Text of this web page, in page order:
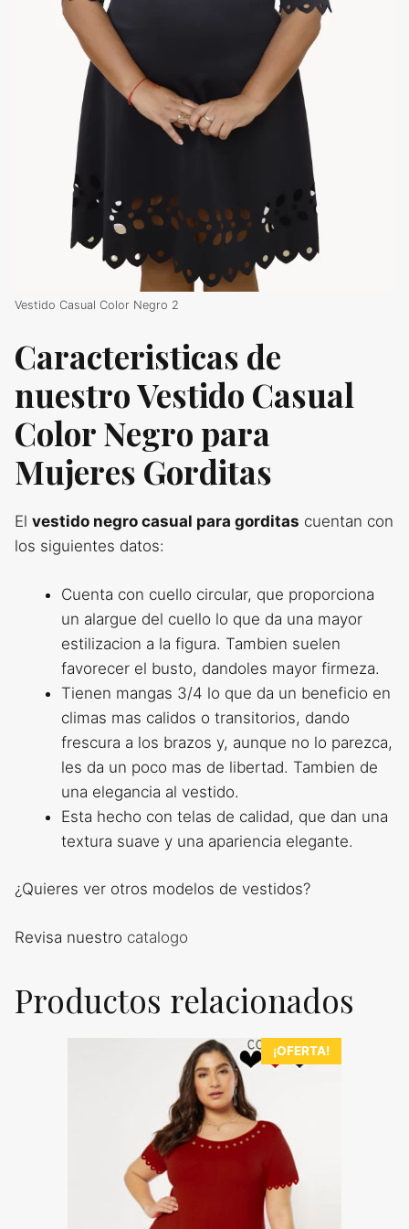
Vestido Casual Color Negro 2
Caracteristicas de
nuestro Vestido Casual
Color Negro para
Mujeres Gorditas
El vestido negro casual para gorditas cuentan con
los siguientes datos:
Cuenta con cuello circular, que proporciona
un alargue del cuello lo que da una mayor
estilizacion a la figura. Tambien suelen
favorecer el busto, dandoles mayor firmeza.
Tienen mangas 3/4 lo que da un beneficio en
climas mas calidos o transitorios, dando
frescura a los brazos y, aunque no lo parezca,
les da un poco mas de libertad. Tambien de
una elegancia al vestido.
Esta hecho con telas de calidad, que dan una
textura suave y una apariencia elegante.
¿Quieres ver otros modelos de vestidos?
Revisa nuestro catalogo
Productos relacionados
¡OFERTA!